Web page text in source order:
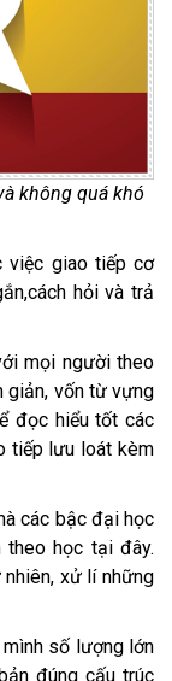
không quá khó
việc giao tiếp cơ
hỏi và trả
mọi người theo
giản, vốn từ vựng
đọc hiểu tốt các
tiếp lưu loát kèm
các bậc đại học
theo học tại đây.
xử lí những
số lượng lớn
đúng cấu trúc